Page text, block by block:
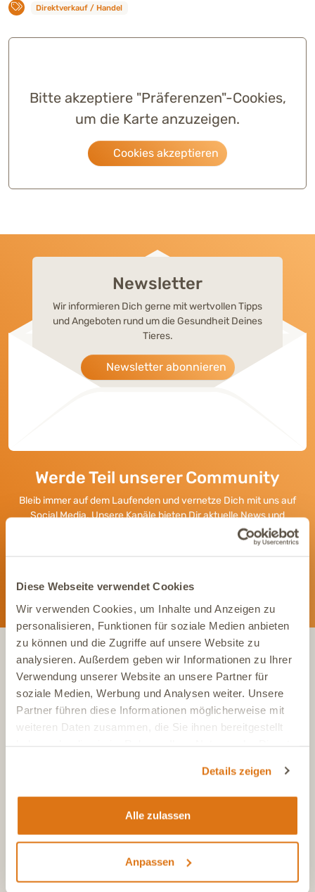
Diese Webseite verwendet Cookies
Wir verwenden Cookies, um Inhalte und Anzeigen zu
personalisieren, Funktionen für soziale Medien anbieten
zu können und die Zugriffe auf unsere Website zu
analysieren. Außerdem geben wir Informationen zu Ihrer
Verwendung unserer Website an unsere Partner für
soziale Medien, Werbung und Analysen weiter. Unsere
Partner führen diese Informationen möglicherweise mit
weiteren Daten zusammen, die Sie ihnen bereitgestellt
Details zeigen
Alle zulassen
Anpassen
Direktverkauf / Handel
Bitte akzeptiere "Präferenzen"-Cookies,
um die Karte anzuzeigen.
Cookies akzeptieren
Newsletter
Wir informieren Dich gerne mit wertvollen Tipps
und Angeboten rund um die Gesundheit Deines
Tieres.
Newsletter abonnieren
Werde Teil unserer Community
Bleib immer auf dem Laufenden und vernetze Dich mit uns auf
Social Media. Unsere Kanäle bieten Dir aktuelle News und
KONTAKT
Tel.: +49 (0)6504 7433510
info@dasgesundetier.de
Kontaktformular / Produktberatung
Nachricht senden